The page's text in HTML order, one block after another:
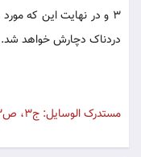
3 و در نهایت این که
دردناک دچارش خواهد شد.
مستدرک الوسایل: ج3، ص23